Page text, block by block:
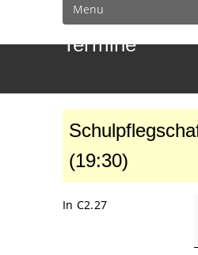
Termine
(19:30)
In C2.27